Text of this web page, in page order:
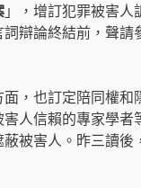
」，增訂犯罪被害
辯論終結前，聲
，也訂定陪同權
人信賴的專家學
被害人。昨三讀後